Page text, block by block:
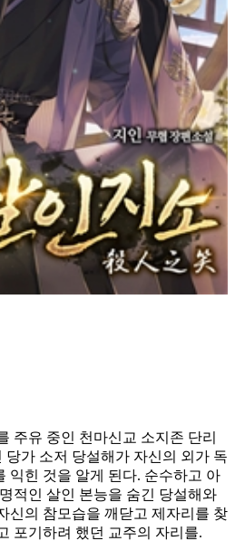
주유 중인 천마신교 소지존 단리
당가 소저 당설해가 자신의 외가 독
익힌 것을 알게 된다. 순수하고 아
적인 살인 본능을 숨긴 당설해와
신의 참모습을 깨닫고 제자리를 찾
포기하려 했던 교주의 자리를.